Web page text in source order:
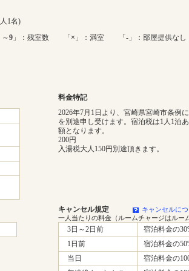
1名)
～9 」：残室数 「× 」：満室 「-」：部屋提供なし
料金特記
2026年7月1日より、宮崎県宮崎市条例
を別途申し受けます。宿泊税は1人1泊
額となります。
200円
入湯税大人150円別途頂きます。
キャンセル規定
キャンセルに
一人当たりの料金（ルームチャージはルー
3日～2日前
宿泊料金の
1日前
宿泊料金の
当日
宿泊料金の